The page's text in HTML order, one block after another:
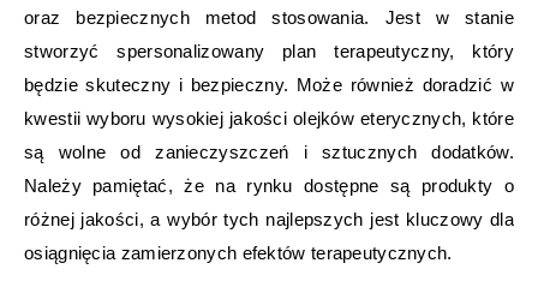
oraz bezpiecznych metod stosowania. Jest w stanie
stworzyć spersonalizowany plan terapeutyczny, który
będzie skuteczny i bezpieczny. Może również doradzić w
kwestii wyboru wysokiej jakości olejków eterycznych, które
są wolne od zanieczyszczeń i sztucznych dodatków.
Należy pamiętać, że na rynku dostępne są produkty o
różnej jakości, a wybór tych najlepszych jest kluczowy dla
osiągnięcia zamierzonych efektów terapeutycznych.